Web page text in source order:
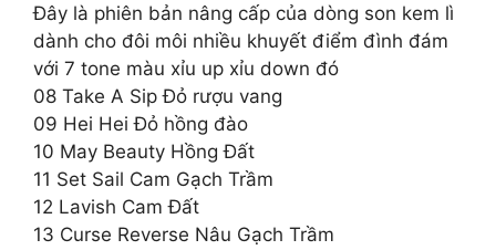
Đây là phiên bản nâng cấp của dòng son kem lì
dành cho đôi môi nhiều khuyết điểm đình đám
với 7 tone màu xỉu up xỉu down đó
08 Take A Sip Đỏ rượu vang
09 Hei Hei Đỏ hồng đào
10 May Beauty Hồng Đất
11 Set Sail Cam Gạch Trầm
12 Lavish Cam Đất
13 Curse Reverse Nâu Gạch Trầm